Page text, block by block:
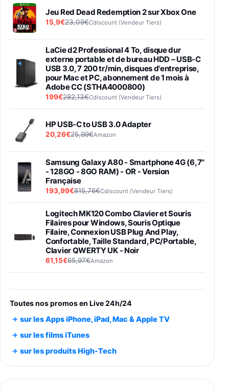
Jeu Red Dead Redemption 2 sur Xbox One
15,9€23,09€Cdiscount (Vendeur Tiers)
LaCie d2 Professional 4 To, disque dur
externe portable et de bureau HDD – USB-C
USB 3.0, 7 200 tr/min, disques d'entreprise,
pour Mac et PC, abonnement de 1 mois à
Adobe CC (STHA4000800)
199€282,13€Cdiscount (Vendeur Tiers)
HP USB-C to USB 3.0 Adapter
20,26€25,99€Amazon
Samsung Galaxy A80 - Smartphone 4G (6,7''
- 128GO - 8GO RAM) - OR - Version
Française
193,99€815,76€Cdiscount (Vendeur Tiers)
Logitech MK120 Combo Clavier et Souris
Filaires pour Windows, Souris Optique
Filaire, Connexion USB Plug And Play,
Confortable, Taille Standard, PC/Portable,
Clavier QWERTY UK - Noir
61,15€65,97€Amazon
entraénement direct 3 vitesses (33-45-78
trs/min) avec pre-ampli intégré et port USB
Smartphone SAMSUNG Galaxy S26 Ultra
891,99€1199€Fnac (Vendeur Tiers)
Smartphone SAMSUNG Galaxy S26+ Violet
Toutes nos promos en Live 24h/24
sur les Apps iPhone, iPad, Mac & Apple TV
sur les films iTunes
sur les produits High-Tech